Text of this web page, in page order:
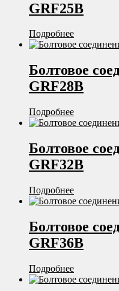
GRF25B
Подробнее
Болтовое
GRF28B
Подробнее
Болтовое
GRF32B
Подробнее
Болтовое
GRF36B
Подробнее